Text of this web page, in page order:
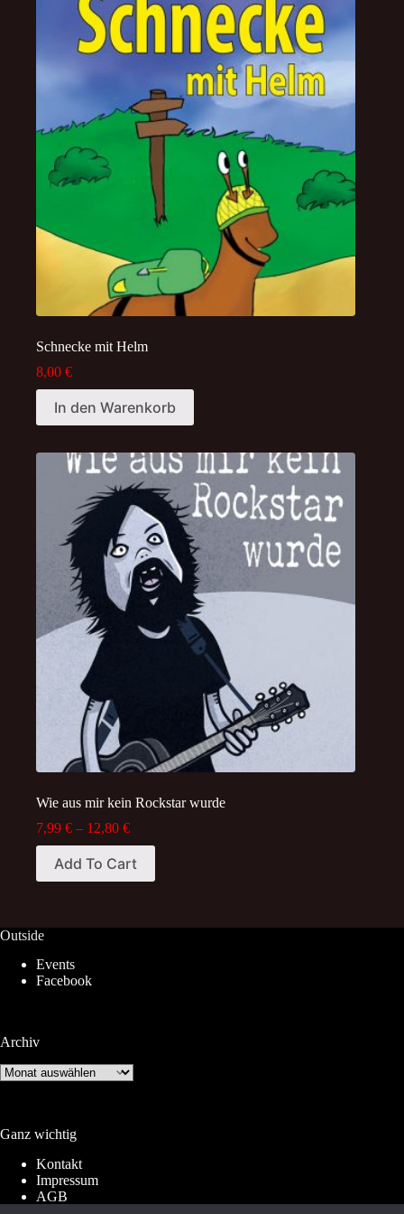
Schnecke mit Helm
8,00 €
In den Warenkorb
Wie aus mir kein Rockstar wurde
7,99 € – 12,80 €Price
range:
7,99 €
through
Add To Cart
product
has
The
may
be
product
page
Outside
Events
Facebook
Archiv
Archiv
Ganz wichtig
Kontakt
Impressum
AGB